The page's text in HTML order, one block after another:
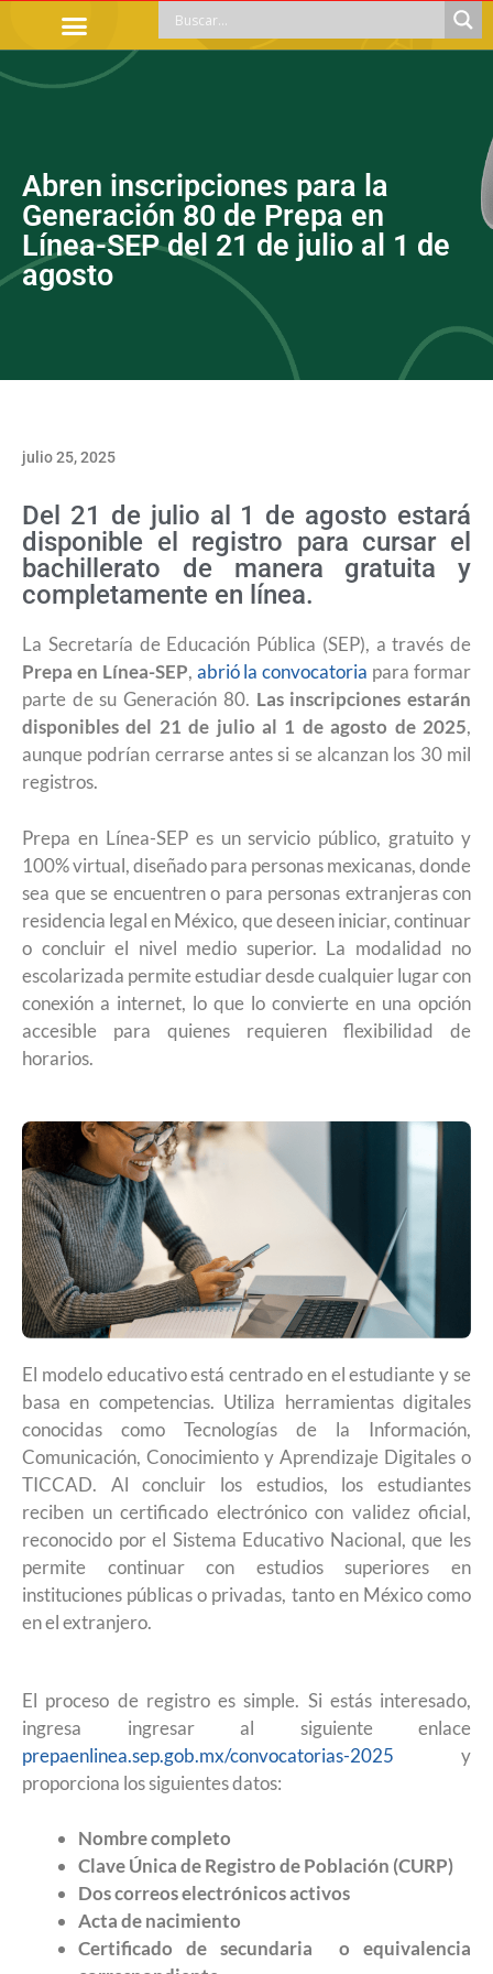
Abren inscripciones para la
Generación 80 de Prepa en
Línea-SEP del 21 de julio al 1 de
agosto
julio 25, 2025
Del 21 de julio al 1 de agosto estará
disponible el registro para cursar el
bachillerato de manera gratuita y
completamente en línea.
La Secretaría de Educación Pública (SEP), a través de
Prepa en Línea-SEP, abrió la convocatoria para formar
parte de su Generación 80. Las inscripciones estarán
disponibles del 21 de julio al 1 de agosto de 2025,
aunque podrían cerrarse antes si se alcanzan los 30 mil
registros.
Prepa en Línea-SEP es un servicio público, gratuito y
100% virtual, diseñado para personas mexicanas, donde
sea que se encuentren o para personas extranjeras con
residencia legal en México, que deseen iniciar, continuar
o concluir el nivel medio superior. La modalidad no
escolarizada permite estudiar desde cualquier lugar con
conexión a internet, lo que lo convierte en una opción
accesible para quienes requieren flexibilidad de
horarios.
El modelo educativo está centrado en el estudiante y se
basa en competencias. Utiliza herramientas digitales
conocidas como Tecnologías de la Información,
Comunicación, Conocimiento y Aprendizaje Digitales o
TICCAD. Al concluir los estudios, los estudiantes
reciben un certificado electrónico con validez oficial,
reconocido por el Sistema Educativo Nacional, que les
permite continuar con estudios superiores en
instituciones públicas o privadas, tanto en México como
en el extranjero.
El proceso de registro es simple. Si estás interesado,
ingresa ingresar al siguiente enlace
prepaenlinea.sep.gob.mx/convocatorias-2025 y
proporciona los siguientes datos:
Nombre completo
Clave Única de Registro de Población (CURP)
Dos correos electrónicos activos
Acta de nacimiento
Certificado de secundaria o equivalencia